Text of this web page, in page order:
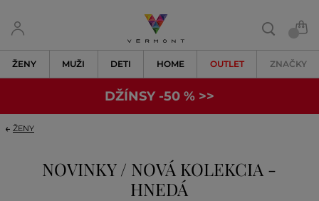
ŽENY MUŽI DETI HOME OUTLET ZNAČKY
DŽÍNSY -50 % >>
ŽENY
NOVINKY / NOVÁ KOLEKCIA -
HNEDÁ